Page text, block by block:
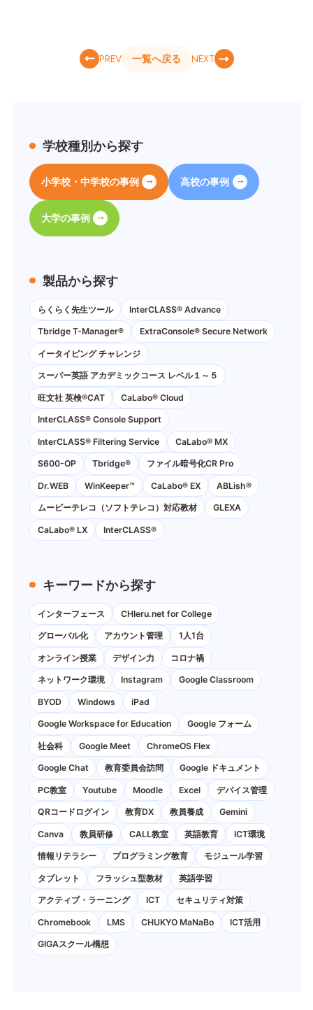
PREV 一覧へ戻る NEXT
学校種別から探す
小学校・中学校の事例 高校の事例
大学の事例
製品から探す
らくらく先生ツール InterCLASS® Advance
Tbridge T-Manager® ExtraConsole® Secure Network
イータイピング チャレンジ
スーパー英語 アカデミックコース レベル１～５
旺文社 英検®CAT CaLabo®︎ Cloud
InterCLASS®︎ Console Support
InterCLASS®︎ Filtering Service CaLabo® MX
S600-OP Tbridge® ファイル暗号化CR Pro
Dr.WEB WinKeeper™ CaLabo® EX ABLish®
ムービーテレコ（ソフトテレコ）対応教材 GLEXA
CaLabo® LX InterCLASS®
キーワードから探す
インターフェース CHIeru.net for College
グローバル化 アカウント管理 1人1台
オンライン授業 デザイン力 コロナ禍
ネットワーク環境 Instagram Google Classroom
BYOD Windows iPad
Google Workspace for Education Google フォーム
社会科 Google Meet ChromeOS Flex
Google Chat 教育委員会訪問 Google ドキュメント
PC教室 Youtube Moodle Excel デバイス管理
QRコードログイン 教育DX 教員養成 Gemini
Canva 教員研修 CALL教室 英語教育 ICT環境
情報リテラシー プログラミング教育 モジュール学習
タブレット フラッシュ型教材 英語学習
アクティブ・ラーニング ICT セキュリティ対策
Chromebook LMS CHUKYO MaNaBo ICT活用
GIGAスクール構想